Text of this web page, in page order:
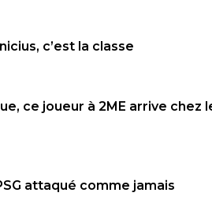
c’est la classe
ce joueur à 2ME arrive chez
attaqué comme jamais